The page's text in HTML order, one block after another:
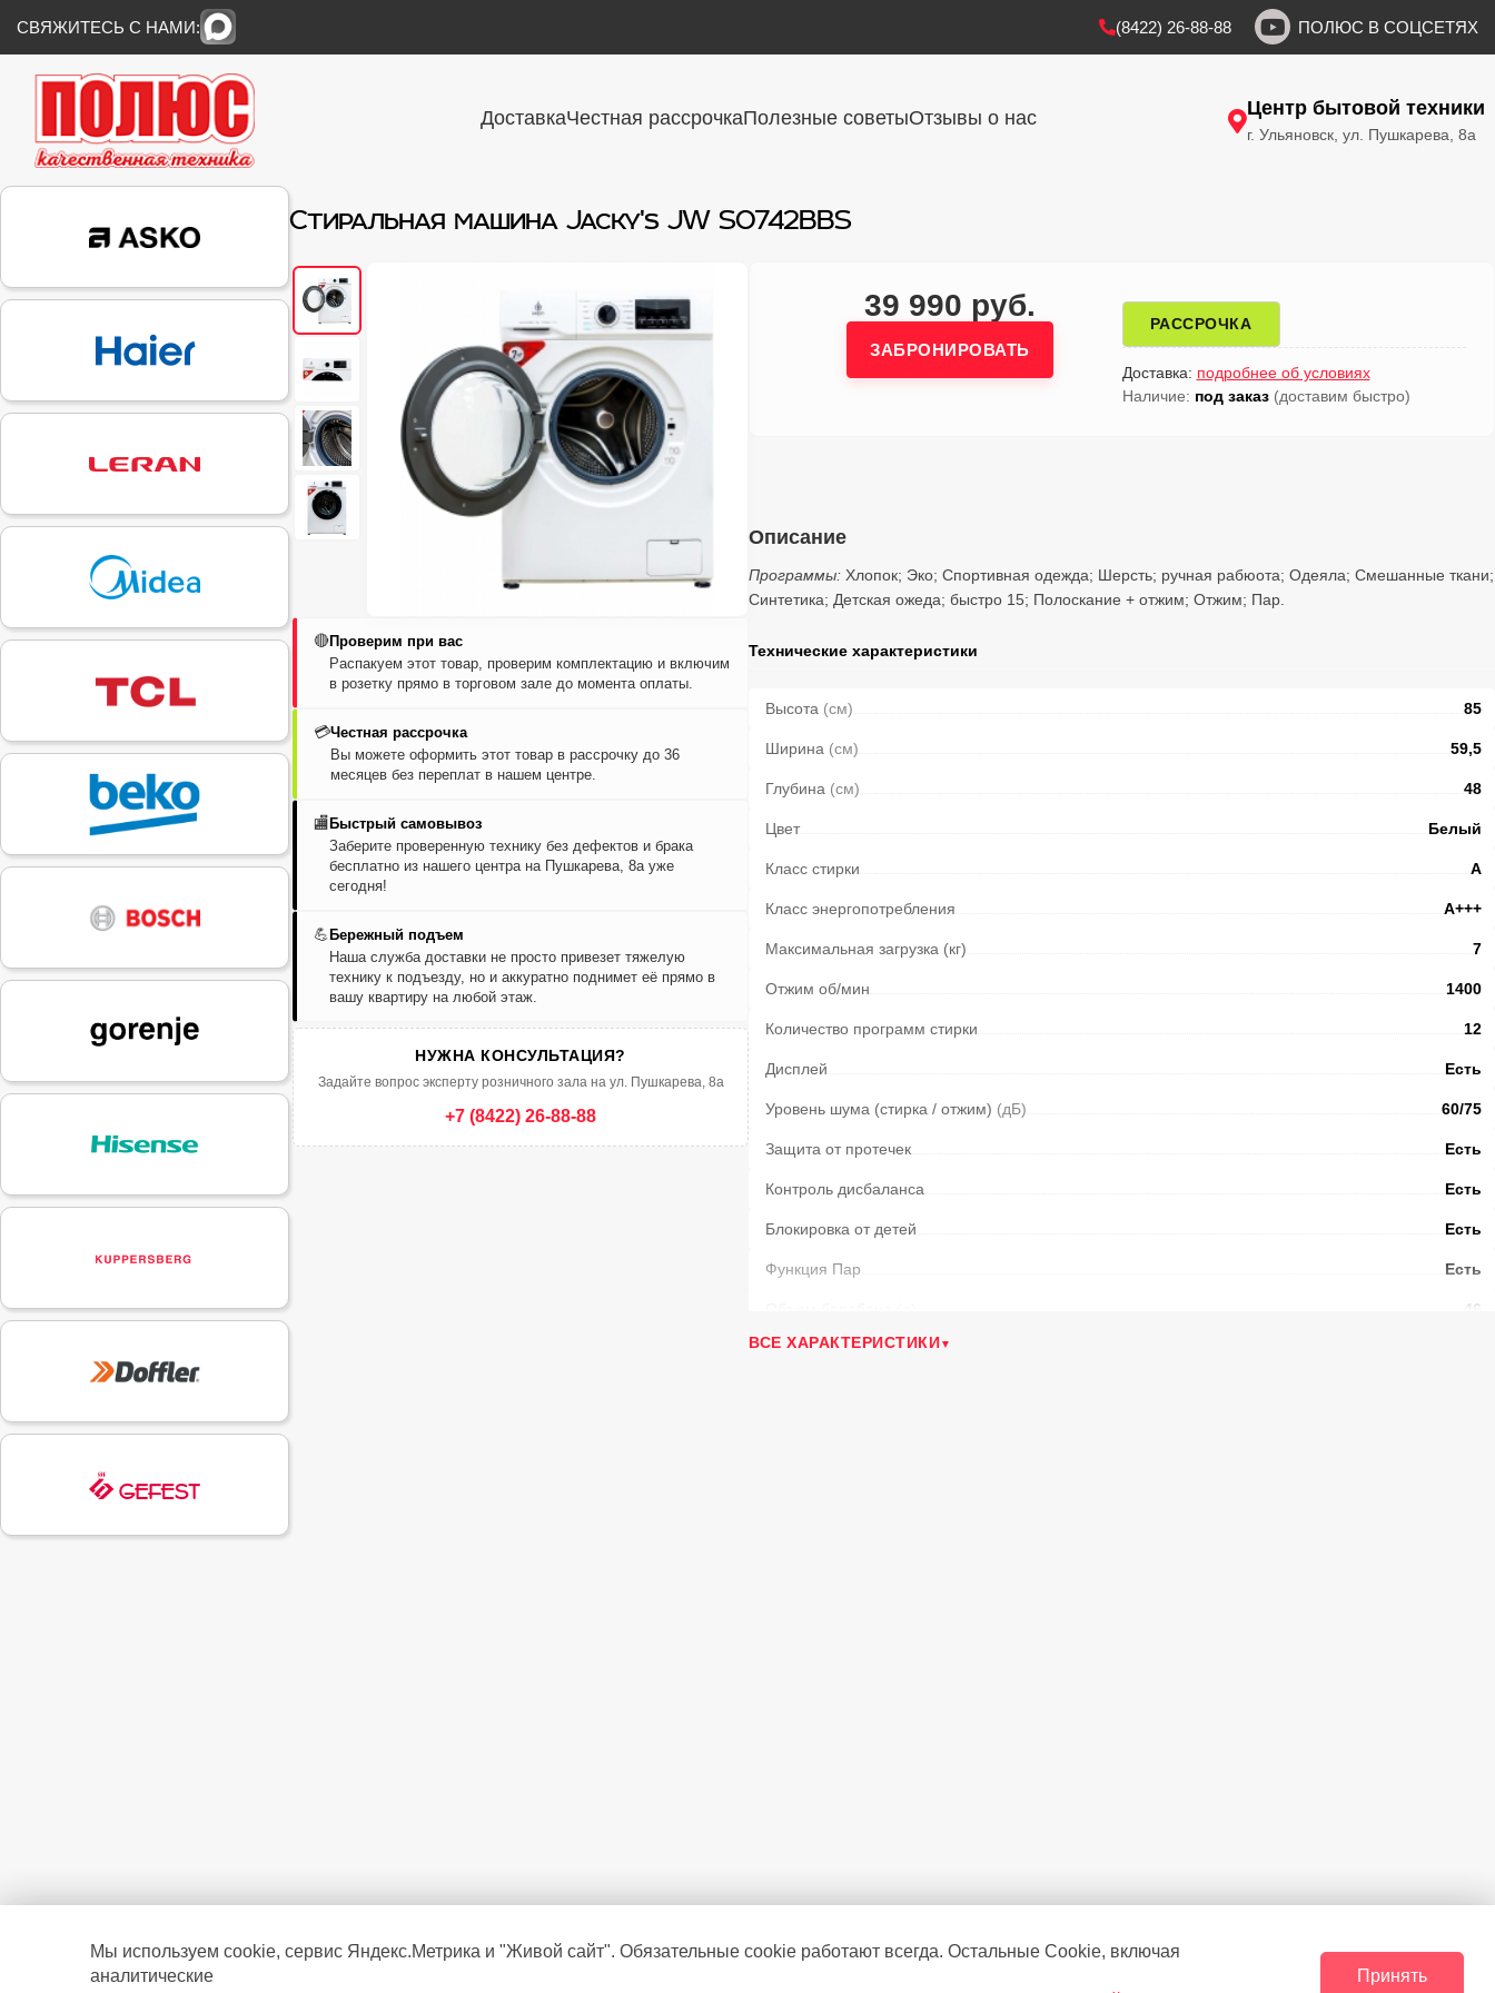
СВЯЖИТЕСЬ С НАМИ: (8422) 26-88-88 ПОЛЮС В СОЦСЕТЯХ
ДоставкаЧестная рассрочкаПолезные советыОтзывы о нас Центр бытовой техники
г. Ульяновск, ул. Пушкарева, 8а
Стиральная машина Jacky's JW S0742BBS
🔴Проверим при вас
Распакуем этот товар, проверим комплектацию и включим
в розетку прямо в торговом зале до момента оплаты.
💳Честная рассрочка
Вы можете оформить этот товар в рассрочку до 36
месяцев без переплат в нашем центре.
🏬 Быстрый самовывоз
Заберите проверенную технику без дефектов и брака
бесплатно из нашего центра на Пушкарева, 8а уже
сегодня!
💪 Бережный подъем
Наша служба доставки не просто привезет тяжелую
технику к подъезду, но и аккуратно поднимет её прямо в
вашу квартиру на любой этаж.
НУЖНА КОНСУЛЬТАЦИЯ?
Задайте вопрос эксперту розничного зала на ул. Пушкарева, 8а
+7 (8422) 26-88-88
39 990 руб.
ЗАБРОНИРОВАТЬ
РАССРОЧКА
Доставка: подробнее об условиях
Наличие: под заказ(доставим быстро)
Описание
Программы: Хлопок; Эко; Спортивная одежда; Шерсть; ручная рабюота; Одеяла; Смешанные ткани;
Синтетика; Детская ожеда; быстро 15; Полоскание + отжим; Отжим; Пар.
Технические характеристики
Высота (см) 85
Ширина (см) 59,5
Глубина (см) 48
Цвет Белый
Класс стирки A
Класс энергопотребления А+++
Максимальная загрузка (кг) 7
Отжим об/мин 1400
Количество программ стирки 12
Дисплей Есть
Уровень шума (стирка / отжим) (дБ) 60/75
Защита от протечек Есть
Контроль дисбаланса Есть
Блокировка от детей Есть
Функция Пар Есть
46
Очистка барабана
ВСЕ ХАРАКТЕРИСТИКИ
Мы используем cookie, сервис Яндекс.Метрика и "Живой сайт". Обязательные cookie работают всегда. Остальные Сookie, включая
аналитические
Принять